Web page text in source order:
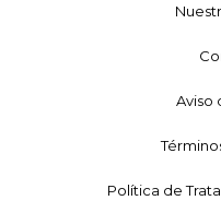
Aviso
Política de